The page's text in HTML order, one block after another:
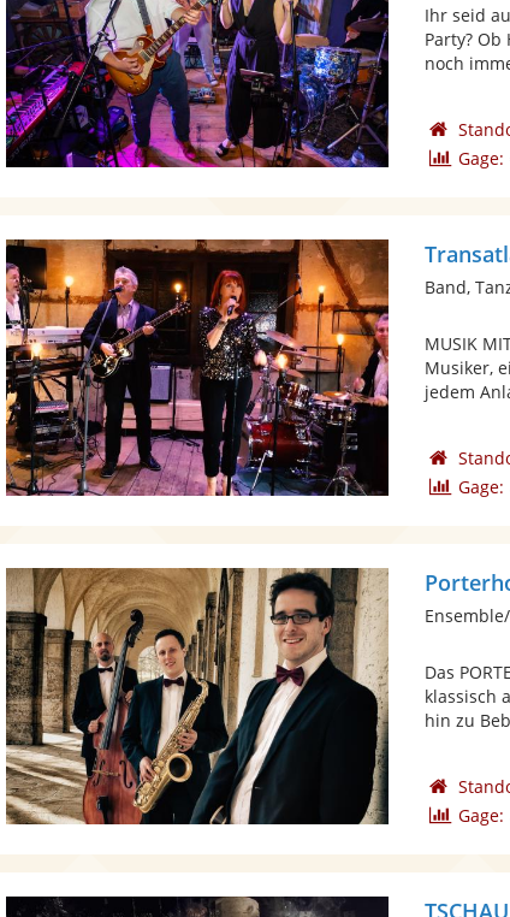
Ihr seid
Party?
noch
Gage:
Band,
MUSIK
Musiker,
jedem
Gage:
Das
klassisch
hin zu
Gage: